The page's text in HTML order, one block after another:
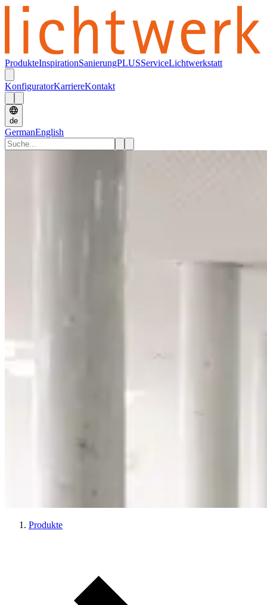
ProdukteInspirationSanierungPLUSServiceLichtwerkstatt
KonfiguratorKarriereKontakt
de
GermanEnglish
Produkte